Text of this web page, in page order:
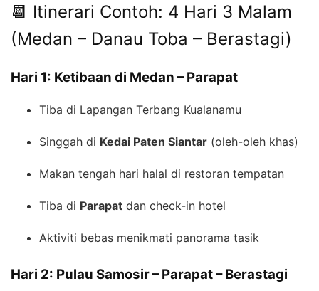
📆 Itinerari Contoh: 4 Hari 3 Malam
(Medan – Danau Toba – Berastagi)
Hari 1: Ketibaan di Medan – Parapat
Tiba di Lapangan Terbang Kualanamu
Singgah di Kedai Paten Siantar (oleh-oleh khas)
Makan tengah hari halal di restoran tempatan
Tiba di Parapat dan check-in hotel
Aktiviti bebas menikmati panorama tasik
Hari 2: Pulau Samosir – Parapat – Berastagi